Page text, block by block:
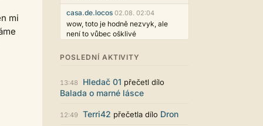
mi
casa.de.locos 02.08. 02:04
wow, toto je hodně nezvyk, ale
není to vůbec ošklivé
Jarda468
Už i počet přečtení jde vidět,
myslím také už v pořádku,
perfektní práce :)
Singularis 30.07. 06:19
Líbí se mi tmavá varianta nového
POSLEDNÍ AKTIVITY
13:48 Hledač 01 přečetl dílo
Balada o marné lásce
12:49 Terri42 přečetla dílo Dron